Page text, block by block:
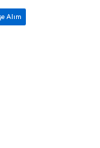
Alım